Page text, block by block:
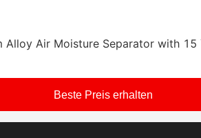
Alloy Air Moisture Separator with 15
Beste Preis erhalten